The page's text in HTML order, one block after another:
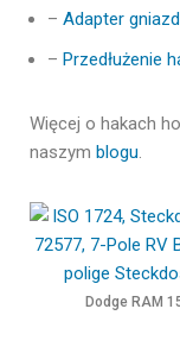
– Adapter
– Przedłużenie
Więcej o hakach
naszym blogu.
Dodge RAM